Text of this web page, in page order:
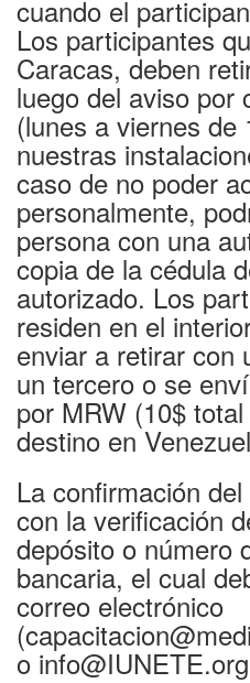
cuando el
Los participantes
Caracas, deben
luego del aviso por
(lunes a viernes de
nuestras
caso de no poder
personalmente,
persona con una
copia de la cédula
autorizado. Los
residen en el
enviar a retirar con
un tercero o se
por MRW (10$
destino en
La confirmación
con la verificación
depósito o número
bancaria, el cual
correo electrónico
o